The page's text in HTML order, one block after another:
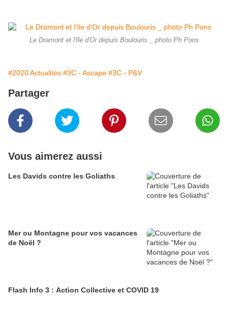
Le Dramont et l'Ile d'Or depuis Boulouris _ photo Ph Pons
#2020 Actualités #3C - Ascape #3C - P&V
Partager
Vous aimerez aussi
Les Davids contre les Goliaths
Mer ou Montagne pour vos vacances
de Noël ?
Flash Info 3 : Action Collective et COVID 19